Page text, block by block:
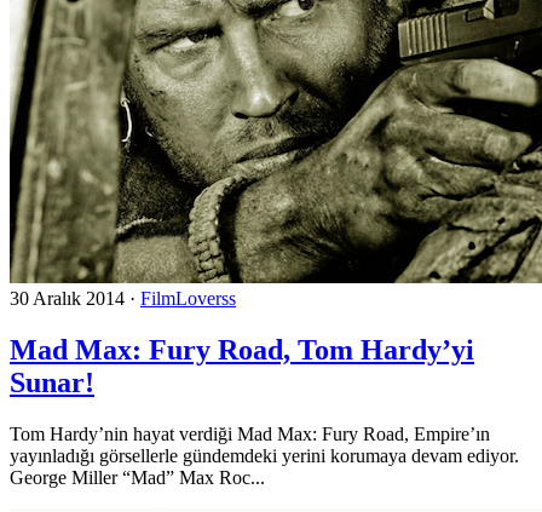
30 Aralık 2014 · FilmLoverss
Mad Max: Fury Road, Tom Hardy’yi
Sunar!
Tom Hardy’nin hayat verdiği Mad Max: Fury Road, Empire’ın
yayınladığı görsellerle gündemdeki yerini korumaya devam ediyor.
George Miller “Mad” Max Roc...